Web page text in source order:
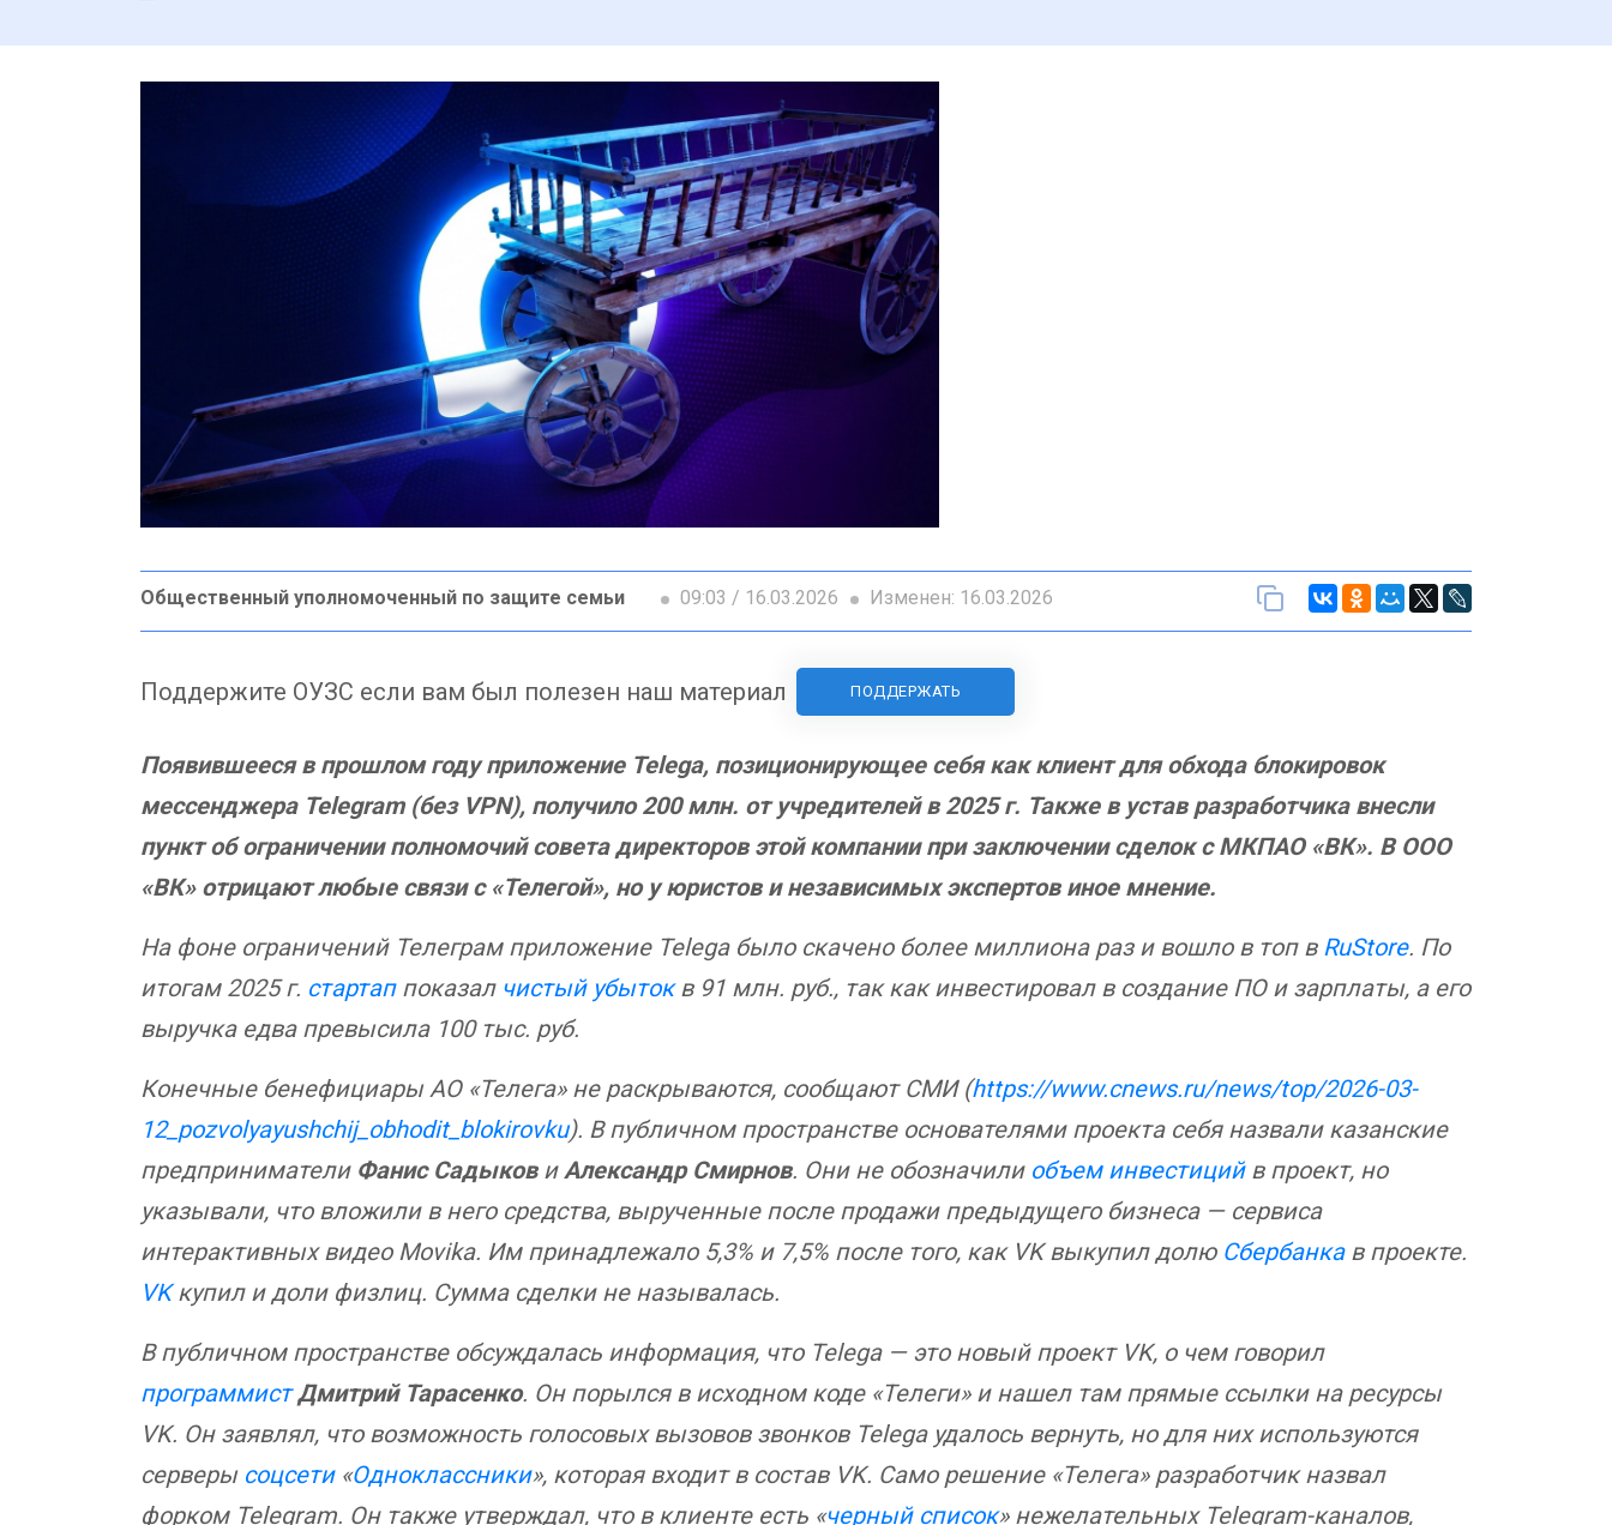
Общественный уполномоченный по защите семьи 09:03 / 16.03.2026 Изменен: 16.03.2026
Поддержите ОУЗС если вам был полезен наш материал ПОДДЕРЖАТЬ
Появившееся в прошлом году приложение Telega, позиционирующее себя как клиент для обхода блокировок
мессенджера Telegram (без VPN), получило 200 млн. от учредителей в 2025 г. Также в устав разработчика внесли
пункт об ограничении полномочий совета директоров этой компании при заключении сделок с МКПАО «ВК». В ООО
«ВК» отрицают любые связи с «Телегой», но у юристов и независимых экспертов иное мнение.
На фоне ограничений Телеграм приложение Telega было скачено более миллиона раз и вошло в топ в RuStore. По
итогам 2025 г. стартаппоказал чистый убытокв 91 млн. руб., так как инвестировал в создание ПО и зарплаты, а его
выручка едва превысила 100 тыс. руб.
Конечные бенефициары АО «Телега» не раскрываются, сообщают СМИ (https://www.cnews.ru/news/top/2026-03-
12_pozvolyayushchij_obhodit_blokirovku). В публичном пространстве основателями проекта себя назвали казанские
предприниматели Фанис Садыкови Александр Смирнов. Они не обозначили объем инвестицийв проект, но
указывали, что вложили в него средства, вырученные после продажи предыдущего бизнеса — сервиса
интерактивных видео Movika. Им принадлежало 5,3% и 7,5% после того, как VK выкупил долю Сбербанкав проекте.
VKкупил и доли физлиц. Сумма сделки не называлась.
В публичном пространстве обсуждалась информация, что Telega — это новый проект VK, о чем говорил
программист Дмитрий Тарасенко. Он порылся в исходном коде «Телеги» и нашел там прямые ссылки на ресурсы
VK. Он заявлял, что возможность голосовых вызовов звонков Telega удалось вернуть, но для них используются
серверы соцсети«Одноклассники», которая входит в состав VK. Само решение «Телега» разработчик назвал
форком Telegram. Он также утверждал, что в клиенте есть «черный список» нежелательных Telegram-каналов,